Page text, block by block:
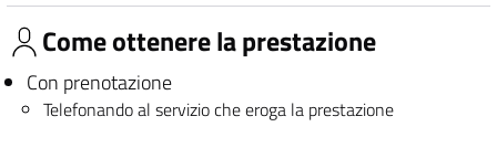
Come ottenere la prestazione
Con prenotazione
Telefonando al servizio che eroga la prestazione